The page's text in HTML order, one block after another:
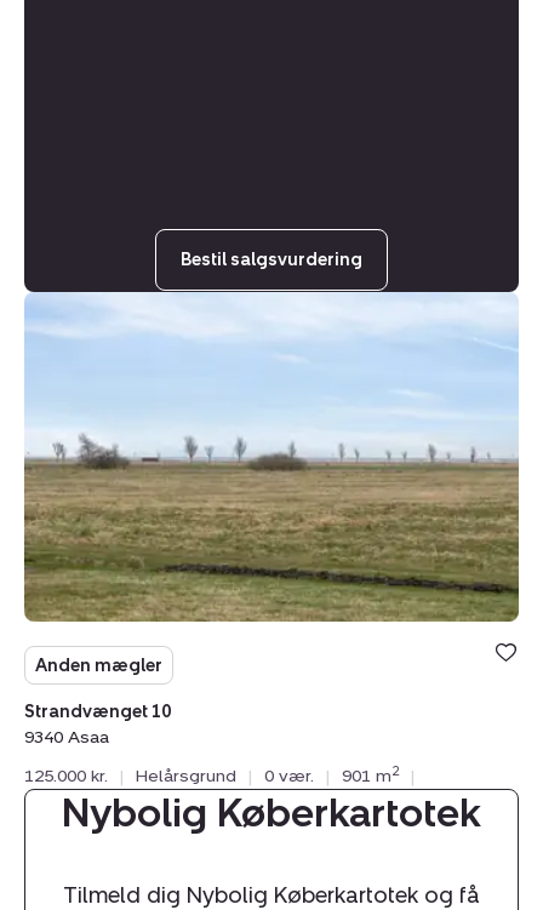
Bestil salgsvurdering
Strandvænget
Asaa
Anden mægler
Strandvænget 10
9340 Asaa
125.000 kr.
| Helårsgrund | 0 vær. | 901 m2 |
Nybolig Køberkartotek
Tilmeld dig Nybolig Køberkartotek og få